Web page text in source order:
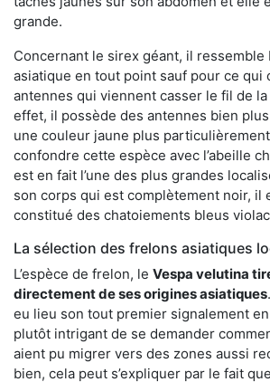
grande.
Concernant le sirex géant, il ressemble
asiatique en tout point sauf pour ce qui
antennes qui viennent casser le fil de
effet, il possède des antennes bien
une couleur jaune plus
confondre cette espèce avec l’abeille
est en fait l’une des plus grandes
son corps qui est complètement noir, il
constitué des chatoiements bleus
La sélection des frelons asiatiques
L’espèce de frelon, le Vespa velutina
directement de ses origines asiatiques
eu lieu son tout premier signalement en
plutôt intrigant de se demander
aient pu migrer vers des zones aussi
bien, cela peut s’expliquer par le fait